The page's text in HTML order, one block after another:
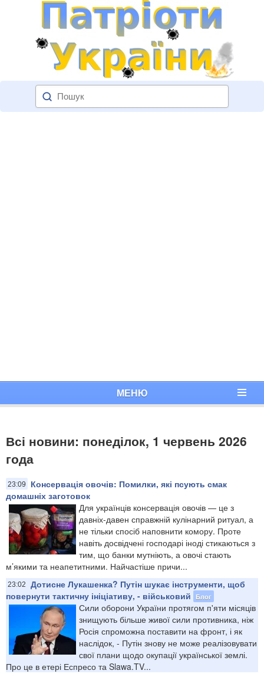
МЕНЮ
Всі новини: понеділок, 1 червень 2026
года
23:09
Консервація овочів: Помилки, які псують смак
домашніх заготовок
Для українців консервація овочів — це з
давніх-давен справжній кулінарний ритуал, а
не тільки спосіб наповнити комору. Проте
навіть досвідчені господарі іноді стикаються з
тим, що банки мутніють, а овочі стають
м’якими та неапетитними. Найчастіше причи...
23:02
Дотисне Лукашенка? Путін шукає інструменти, щоб
повернути тактичну ініціативу, - військовий
Блог
Сили оборони України протягом п'яти місяців
знищують більше живої сили противника, ніж
Росія спроможна поставити на фронт, і як
наслідок, - Путін знову не може реалізовувати
свої плани щодо окупації української землі.
Про це в етері Еспресо та Slawa.TV...